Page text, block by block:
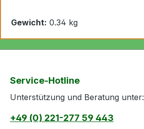
Gewicht: 0.34 kg
Service-Hotline
Unterstützung und Beratung unter:
+49 (0) 221-277 59 443